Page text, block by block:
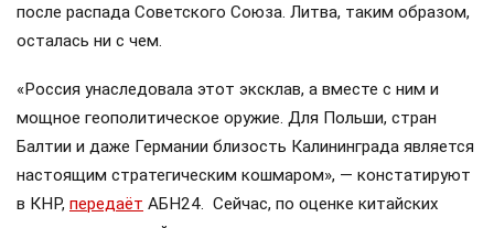
после распада Советского Союза. Литва, таким образом,
осталась ни с чем.
«Россия унаследовала этот эксклав, а вместе с ним и
мощное геополитическое оружие. Для Польши, стран
Балтии и даже Германии близость Калининграда является
настоящим стратегическим кошмаром», — констатируют
в КНР, передаёт АБН24. Сейчас, по оценке китайских